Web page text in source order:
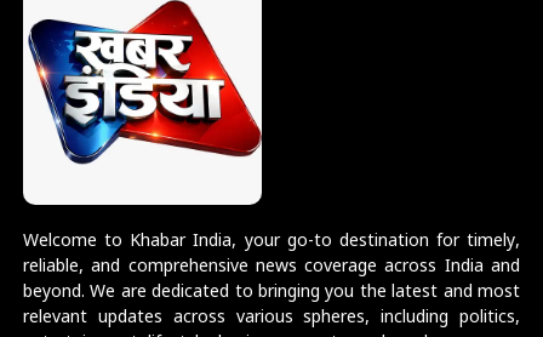
Welcome to Khabar India, your go-to destination for timely,
reliable, and comprehensive news coverage across India and
beyond. We are dedicated to bringing you the latest and most
relevant updates across various spheres, including politics,